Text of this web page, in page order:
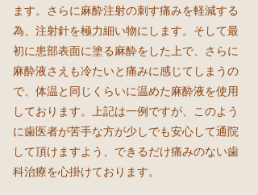
ます。さらに麻酔注射の刺す痛みを軽減する
為、注射針を極力細い物にします。そして最
初に患部表面に塗る麻酔をした上で、さらに
麻酔液さえも冷たいと痛みに感じてしまうの
で、体温と同じくらいに温めた麻酔液を使用
しております。上記は一例ですが、このよう
に歯医者が苦手な方が少しでも安心して通院
して頂けますよう、できるだけ痛みのない歯
科治療を心掛けております。